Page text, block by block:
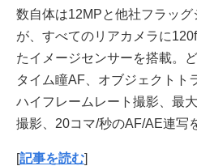
数自体は12MPと他社フラッ
が、すべてのリアカメラに
たイメージセンサーを搭載。
タイム瞳AF、オブジェクトト
ハイフレームレート撮影、最
撮影、20コマ/秒のAF/AE連写
[記事を読む]